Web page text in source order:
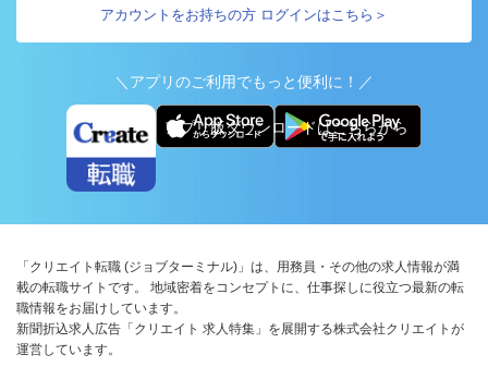
アカウントをお持ちの方 ログインはこちら＞
＼アプリのご利用でもっと便利に！／
アプリ版ダウンロードはこちらから
「クリエイト転職 (ジョブターミナル)」は、用務員・その他の求人情報が満
載の転職サイトです。 地域密着をコンセプトに、仕事探しに役立つ最新の転
職情報をお届けしています。
新聞折込求人広告「クリエイト 求人特集」を展開する株式会社クリエイトが
運営しています。